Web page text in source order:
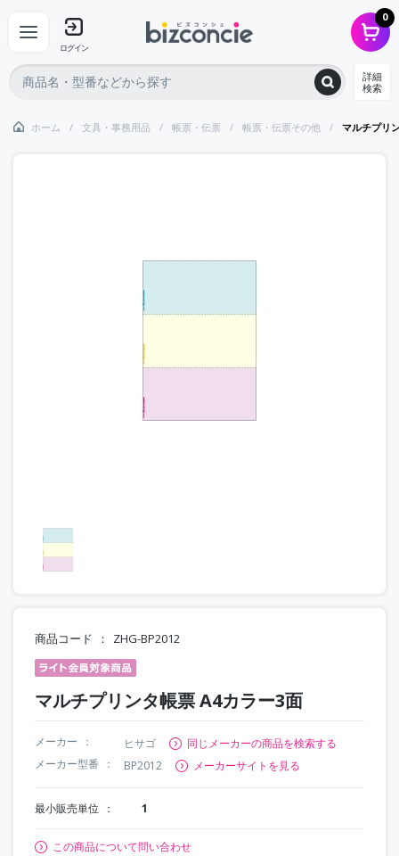
ログイン
0
詳細
検索
ホーム 文具・事務用品 帳票・伝票 帳票・伝票その他 マルチプリ
商品コード ZHG-BP2012
マルチプリンタ帳票 A4カラー3面
メーカー ヒサゴ
同じメーカーの商品を検索する
メーカー型番
BP2012 メーカーサイトを見る
最小販売単位 1
この商品について問い合わせ